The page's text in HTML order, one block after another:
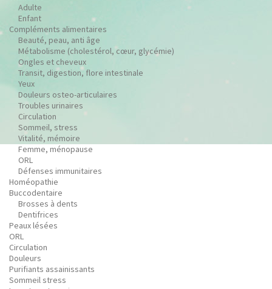
Adulte
Enfant
Compléments alimentaires
Beauté, peau, anti âge
Métabolisme (cholestérol, cœur, glycémie)
Ongles et cheveux
Transit, digestion, flore intestinale
Yeux
Douleurs osteo-articulaires
Troubles urinaires
Circulation
Sommeil, stress
Vitalité, mémoire
Femme, ménopause
ORL
Défenses immunitaires
Homéopathie
Buccodentaire
Brosses à dents
Dentifrices
Peaux lésées
ORL
Circulation
Douleurs
Purifiants assainissants
Sommeil stress